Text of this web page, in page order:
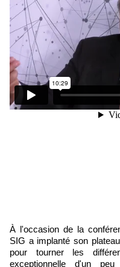
À l'occasion de la conférence InfraBIM Open 2022, le CLUB
SIG a implanté son
pour tourner les
exceptionnelle d'un